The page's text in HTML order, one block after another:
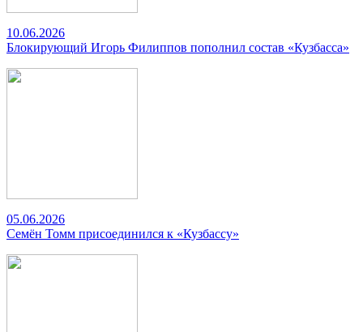
10.06.2026
Блокирующий Игорь Филиппов пополнил состав «Кузбасса»
05.06.2026
Семён Томм присоединился к «Кузбассу»